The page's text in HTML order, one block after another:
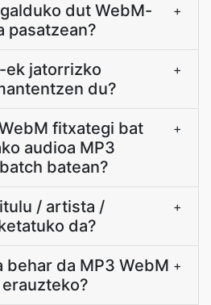
dut WebM-
pasatzean?
+
ek jatorrizko
du?
+
fitxategi bat
audioa MP3
batean?
+
/ artista /
da?
+
da MP3 WebM +